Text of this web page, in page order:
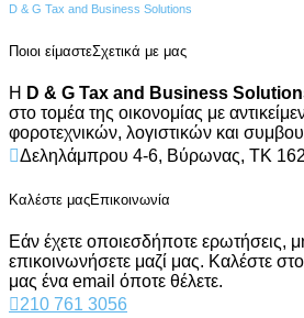
D & G Tax and Business Solutions
Ποιοι είμαστεΣχετικά με μας
Η D & G Tax and Business
στο τομέα της οικονομίας με
φοροτεχνικών, λογιστικών και
Δεληλάμπρου 4-6, Βύρωνας, ΤΚ
Καλέστε μαςΕπικοινωνία
Εάν έχετε οποιεσδήποτε ερωτήσεις,
επικοινωνήσετε μαζί μας. Καλέστε
μας ένα email όποτε θέλετε.
210 761 3056